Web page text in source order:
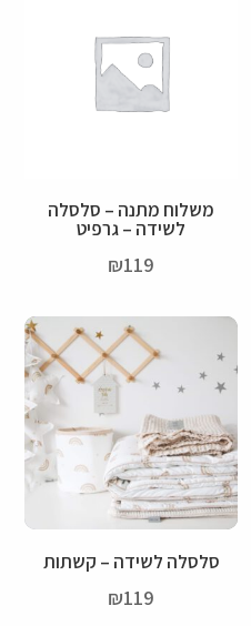
משלוח מתנה – סלסלה
לשידה – גרפיט
₪119
סלסלה לשידה – קשתות
₪119